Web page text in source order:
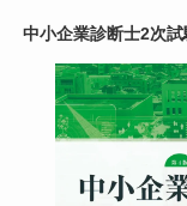
中小企業診断士2次